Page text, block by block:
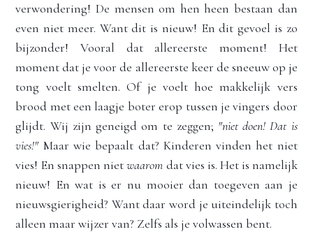
verwondering! De mensen om hen heen bestaan dan
even niet meer. Want dit is nieuw! En dit gevoel is zo
bijzonder! Vooral dat allereerste moment! Het
moment dat je voor de allereerste keer de sneeuw op je
tong voelt smelten. Of je voelt hoe makkelijk vers
brood met een laagje boter erop tussen je vingers door
glijdt. Wij zijn geneigd om te zeggen; "niet doen! Dat is
vies!" Maar wie bepaalt dat? Kinderen vinden het niet
vies! En snappen niet waarom dat vies is. Het is namelijk
nieuw! En wat is er nu mooier dan toegeven aan je
nieuwsgierigheid? Want daar word je uiteindelijk toch
alleen maar wijzer van? Zelfs als je volwassen bent.